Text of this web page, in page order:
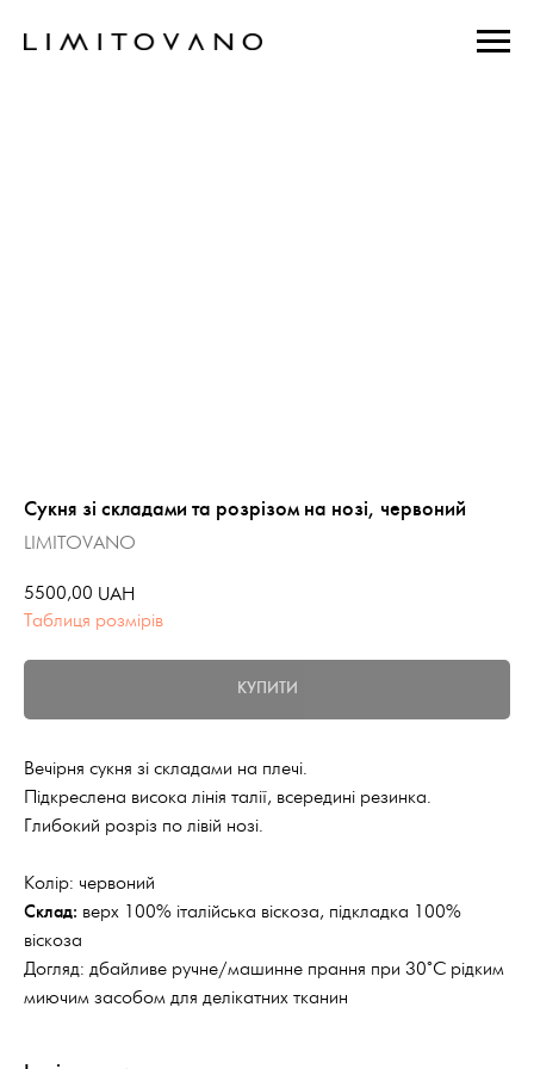
Сукня зі складами та розрізом на нозі, червоний
LIMITOVANO
5500,00 UAH
Таблиця розмірів
КУПИТИ
Вечірня сукня зі складами на плечі.
Підкреслена висока лінія талії, всередині резинка.
Глибокий розріз по лівій нозі.
Колір: червоний
Склад: верх 100% італійська віскоза, підкладка 100%
віскоза
Догляд: дбайливе ручне/машинне прання при 30°С рідким
миючим засобом для делікатних тканин